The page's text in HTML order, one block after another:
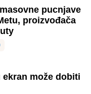
pucnjave
proizvođača
može dobiti